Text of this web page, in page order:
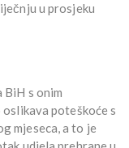
u prosjeku
s onim
poteškoće s
mjeseca, a to je